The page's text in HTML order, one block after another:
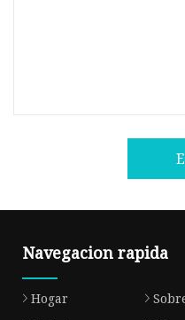
Navegacion rapida
Hogar